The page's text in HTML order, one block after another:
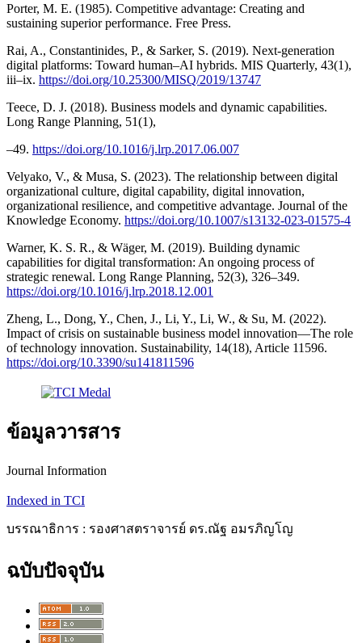
Porter, M. E. (1985). Competitive advantage: Creating and
sustaining superior performance. Free Press.
Rai, A., Constantinides, P., & Sarker, S. (2019). Next-generation
digital platforms: Toward human–AI hybrids. MIS Quarterly, 43(1),
iii–ix. https://doi.org/10.25300/MISQ/2019/13747
Teece, D. J. (2018). Business models and dynamic capabilities.
Long Range Planning, 51(1),
–49. https://doi.org/10.1016/j.lrp.2017.06.007
Velyako, V., & Musa, S. (2023). The relationship between digital
organizational culture, digital capability, digital innovation,
organizational resilience, and competitive advantage. Journal of the
Knowledge Economy. https://doi.org/10.1007/s13132-023-01575-4
Warner, K. S. R., & Wäger, M. (2019). Building dynamic
capabilities for digital transformation: An ongoing process of
strategic renewal. Long Range Planning, 52(3), 326–349.
https://doi.org/10.1016/j.lrp.2018.12.001
Zheng, L., Dong, Y., Chen, J., Li, Y., Li, W., & Su, M. (2022).
Impact of crisis on sustainable business model innovation—The role
of technology innovation. Sustainability, 14(18), Article 11596.
https://doi.org/10.3390/su141811596
ข้อมูลวารสาร
Journal Information
Indexed in TCI
บรรณาธิการ : รองศาสตราจารย์ ดร.ณัฐ อมรภิญโญ
ฉบับปัจจุบัน